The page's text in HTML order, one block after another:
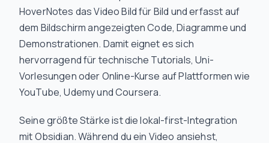
HoverNotes das Video Bild für Bild und erfasst auf
dem Bildschirm angezeigten Code, Diagramme und
Demonstrationen. Damit eignet es sich
hervorragend für technische Tutorials, Uni-
Vorlesungen oder Online-Kurse auf Plattformen wie
YouTube, Udemy und Coursera.
Seine größte Stärke ist die lokal-first-Integration
mit Obsidian. Während du ein Video ansiehst,